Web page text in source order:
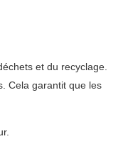
et du recyclage.
Cela garantit que les